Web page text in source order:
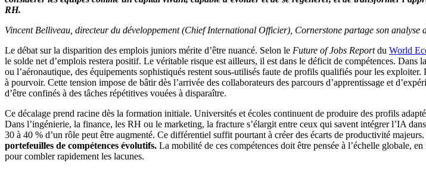
RH.
Vincent Belliveau, directeur du développement (Chief International Officier), Cornerstone partage son analyse
Le débat sur la disparition des emplois juniors mérite d’être nuancé. Selon le Future of Jobs Reportdu World
le solde net d’emplois restera positif. Le véritable risque est ailleurs, il est dans le déficit de compétences.
ou l’aéronautique, des équipements sophistiqués restent sous-utilisés faute de profils qualifiés pour les
à pourvoir. Cette tension impose de bâtir dès l’arrivée des collaborateurs des parcours d’apprentissage et
d’être confinés à des tâches répétitives vouées à disparaître.
Ce décalage prend racine dès la formation initiale. Universités et écoles continuent de produire des profils
Dans l’ingénierie, la finance, les RH ou le marketing, la fracture s’élargit entre ceux qui savent intégrer l’IA
30 à 40 % d’un rôle peut être augmenté. Ce différentiel suffit pourtant à créer des écarts de productivité
portefeuilles de compétences évolutifs. La mobilité de ces compétences doit être pensée à l’échelle globale,
pour combler rapidement les lacunes.